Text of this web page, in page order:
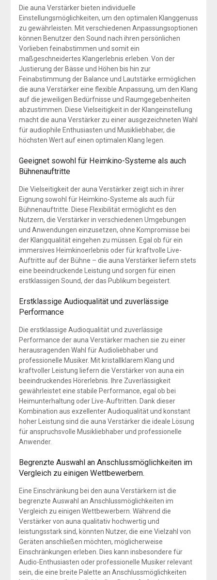
Die auna Verstärker bieten individuelle
Einstellungsmöglichkeiten, um den optimalen Klanggenuss
zu gewährleisten. Mit verschiedenen Anpassungsoptionen
können Benutzer den Sound nach ihren persönlichen
Vorlieben feinabstimmen und somit ein
maßgeschneidertes Klangerlebnis erleben. Von der
Justierung der Bässe und Höhen bis hin zur
Feinabstimmung der Balance und Lautstärke ermöglichen
die auna Verstärker eine flexible Anpassung, um den Klang
auf die jeweiligen Bedürfnisse und Raumgegebenheiten
abzustimmen. Diese Vielseitigkeit in der Klangeinstellung
macht die auna Verstärker zu einer ausgezeichneten Wahl
für audiophile Enthusiasten und Musikliebhaber, die
höchsten Wert auf einen optimalen Klang legen.
Geeignet sowohl für Heimkino-Systeme als auch
Bühnenauftritte
Die Vielseitigkeit der auna Verstärker zeigt sich in ihrer
Eignung sowohl für Heimkino-Systeme als auch für
Bühnenauftritte. Diese Flexibilität ermöglicht es den
Nutzern, die Verstärker in verschiedenen Umgebungen
und Anwendungen einzusetzen, ohne Kompromisse bei
der Klangqualität eingehen zu müssen. Egal ob für ein
immersives Heimkinoerlebnis oder für kraftvolle Live-
Auftritte auf der Bühne – die auna Verstärker liefern stets
eine beeindruckende Leistung und sorgen für einen
erstklassigen Sound, der das Publikum begeistert.
Erstklassige Audioqualität und zuverlässige
Performance
Die erstklassige Audioqualität und zuverlässige
Performance der auna Verstärker machen sie zu einer
herausragenden Wahl für Audioliebhaber und
professionelle Musiker. Mit kristallklarem Klang und
kraftvoller Leistung liefern die Verstärker von auna ein
beeindruckendes Hörerlebnis. Ihre Zuverlässigkeit
gewährleistet eine stabile Performance, egal ob bei
Heimunterhaltung oder Live-Auftritten. Dank dieser
Kombination aus exzellenter Audioqualität und konstant
hoher Leistung sind die auna Verstärker die ideale Lösung
für anspruchsvolle Musikliebhaber und professionelle
Anwender.
Begrenzte Auswahl an Anschlussmöglichkeiten im
Vergleich zu einigen Wettbewerbern.
Eine Einschränkung bei den auna Verstärkern ist die
begrenzte Auswahl an Anschlussmöglichkeiten im
Vergleich zu einigen Wettbewerbern. Während die
Verstärker von auna qualitativ hochwertig und
leistungsstark sind, könnten Nutzer, die eine Vielzahl von
Geräten anschließen möchten, möglicherweise
Einschränkungen erleben. Dies kann insbesondere für
Audio-Enthusiasten oder professionelle Musiker relevant
sein, die eine breite Palette an Anschlussmöglichkeiten